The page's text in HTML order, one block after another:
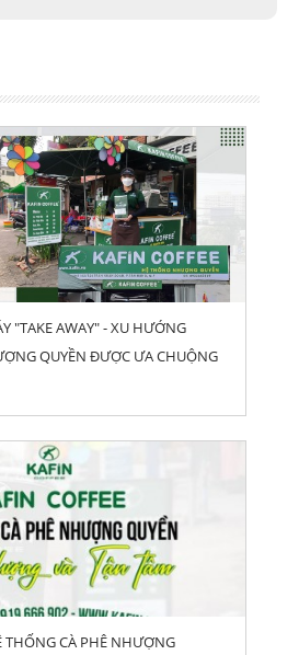
"TAKE AWAY" - XU HƯỚNG
QUYỀN ĐƯỢC ƯA CHUỘNG
THỐNG CÀ PHÊ NHƯỢNG